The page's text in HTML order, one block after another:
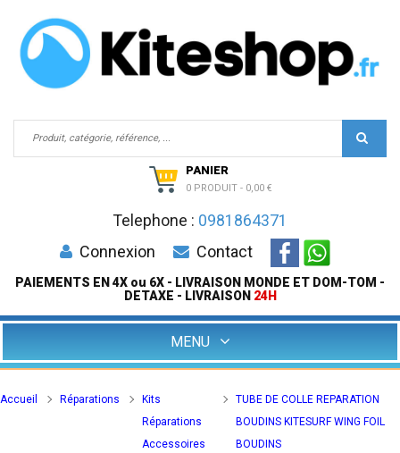
PANIER
0 PRODUIT - 0,00 €
Telephone : 0981864371
Connexion
Contact
PAIEMENTS EN 4X ou 6X - LIVRAISON MONDE ET DOM-TOM -
DETAXE - LIVRAISON 24H
MENU
Accueil Réparations
Kits
Réparations
Accessoires
TUBE DE COLLE REPARATION
BOUDINS KITESURF WING FOIL
BOUDINS